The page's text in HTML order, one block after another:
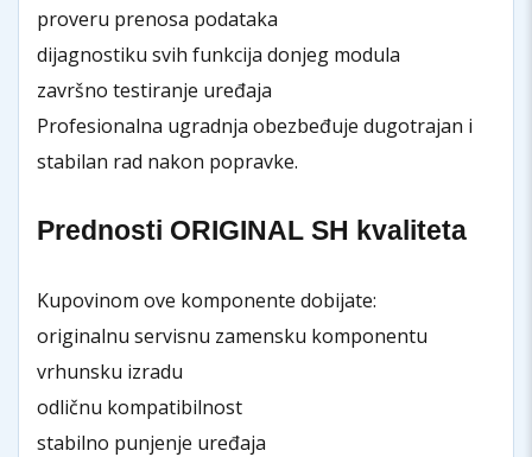
proveru prenosa podataka
dijagnostiku svih funkcija donjeg modula
završno testiranje uređaja
Profesionalna ugradnja obezbeđuje dugotrajan i
stabilan rad nakon popravke.
Prednosti ORIGINAL SH kvaliteta
Kupovinom ove komponente dobijate:
originalnu servisnu zamensku komponentu
vrhunsku izradu
odličnu kompatibilnost
stabilno punjenje uređaja